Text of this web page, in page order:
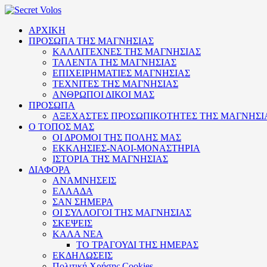
ΑΡΧΙΚΗ
ΠΡΟΣΩΠΑ ΤΗΣ ΜΑΓΝΗΣΙΑΣ
ΚΑΛΛΙΤΕΧΝΕΣ ΤΗΣ ΜΑΓΝΗΣΙΑΣ
ΤΑΛΕΝΤΑ ΤΗΣ ΜΑΓΝΗΣΙΑΣ
ΕΠΙΧΕΙΡΗΜΑΤΙΕΣ ΜΑΓΝΗΣΙΑΣ
ΤΕΧΝΙΤΕΣ ΤΗΣ ΜΑΓΝΗΣΙΑΣ
ΑΝΘΡΩΠΟΙ ΔΙΚΟΙ ΜΑΣ
ΠΡΟΣΩΠΑ
ΑΞΕΧΑΣΤΕΣ ΠΡΟΣΩΠΙΚΟΤΗΤΕΣ ΤΗΣ
Ο ΤΟΠΟΣ ΜΑΣ
ΟΙ ΔΡΟΜΟΙ ΤΗΣ ΠΟΛΗΣ ΜΑΣ
ΕΚΚΛΗΣΙΕΣ-ΝΑΟΙ-ΜΟΝΑΣΤΗΡΙΑ
ΙΣΤΟΡΙΑ ΤΗΣ ΜΑΓΝΗΣΙΑΣ
ΔΙΑΦΟΡΑ
ΑΝΑΜΝΗΣΕΙΣ
ΕΛΛΑΔΑ
ΣΑΝ ΣΗΜΕΡΑ
ΟΙ ΣΥΛΛΟΓΟΙ ΤΗΣ ΜΑΓΝΗΣΙΑΣ
ΣΚΕΨΕΙΣ
ΚΑΛΑ ΝΕΑ
ΤΟ ΤΡΑΓΟΥΔΙ ΤΗΣ ΗΜΕΡΑΣ
ΕΚΔΗΛΩΣΕΙΣ